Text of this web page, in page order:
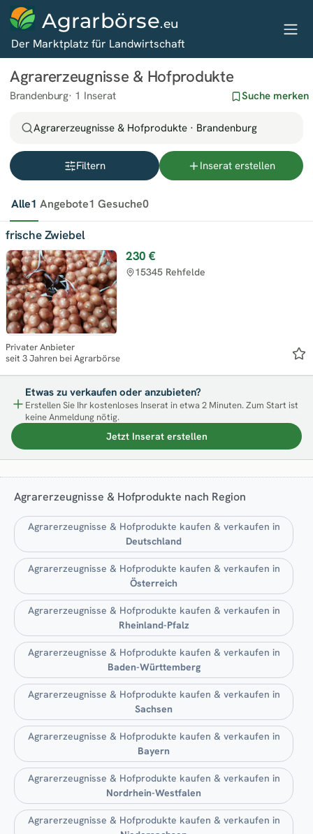
Agrarbörse.eu
Der Marktplatz für Landwirtschaft
Agrarerzeugnisse & Hofprodukte
Brandenburg 1 Inserat Suche merken
Agrarerzeugnisse & Hofprodukte · Brandenburg
Filtern Inserat erstellen
Alle1 Angebote1 Gesuche0
frische Zwiebel
230 €
15345 Rehfelde
Privater Anbieter
seit 3 Jahren bei Agrarbörse
Etwas zu verkaufen oder anzubieten?
Erstellen Sie Ihr kostenloses Inserat in etwa 2 Minuten. Zum Start ist
keine Anmeldung nötig.
Jetzt Inserat erstellen
Agrarerzeugnisse & Hofprodukte nach Region
Agrarerzeugnisse & Hofprodukte kaufen & verkaufen in
Deutschland
Agrarerzeugnisse & Hofprodukte kaufen & verkaufen in
Österreich
Agrarerzeugnisse & Hofprodukte kaufen & verkaufen in
Rheinland-Pfalz
Agrarerzeugnisse & Hofprodukte kaufen & verkaufen in
Baden-Württemberg
Agrarerzeugnisse & Hofprodukte kaufen & verkaufen in
Sachsen
Agrarerzeugnisse & Hofprodukte kaufen & verkaufen in
Bayern
Agrarerzeugnisse & Hofprodukte kaufen & verkaufen in
Nordrhein-Westfalen
Agrarerzeugnisse & Hofprodukte kaufen & verkaufen in